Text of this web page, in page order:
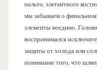
пальто, элегантного
мы забываем о финальном
элементы воедино.
воспринимался
защиты от холода или
понимание того, что